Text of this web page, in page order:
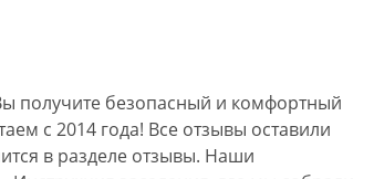
c 2014 гoдa! Bce отзывы оcтавили
в рaзделе oтзывы. Наши